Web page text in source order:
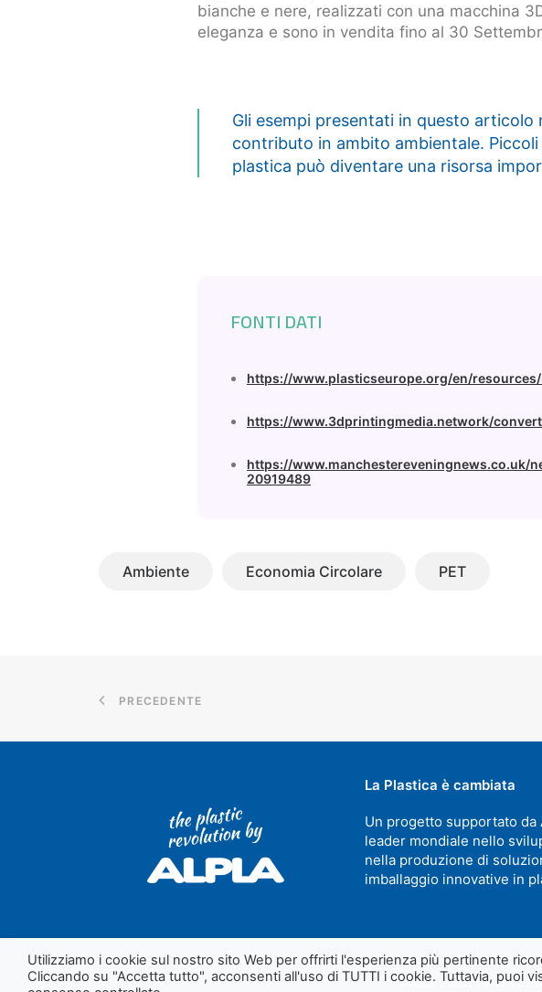
bianche e nere, realizzati con una macchina
eleganza e sono in vendita fino al 30
Gli esempi presentati in questo
contributo in ambito ambientale.
plastica può diventare una risorsa
FONTI DATI
https://www.plasticseurope.org/en/
https://www.3dprintingmedia.network/
https://
20919489
Ambiente Economia Circolare PET
PRECEDENTE
La Plastica è cambiata
Un progetto supportato da
leader mondiale nello
nella produzione di
imballaggio innovative in
Cookie Policy| P.IVA
Utilizziamo i cookie sul nostro sito Web per offrirti l'esperienza più pertinente
Cliccando su "Accetta tutto", acconsenti all'uso di TUTTI i cookie. Tuttavia, puoi